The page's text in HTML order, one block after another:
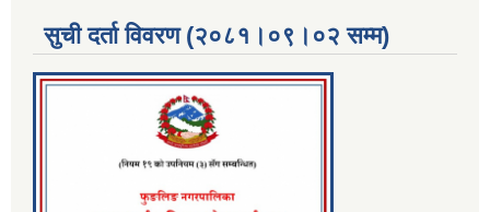
सुची दर्ता विवरण (२०८१।०९।०२ सम्म)